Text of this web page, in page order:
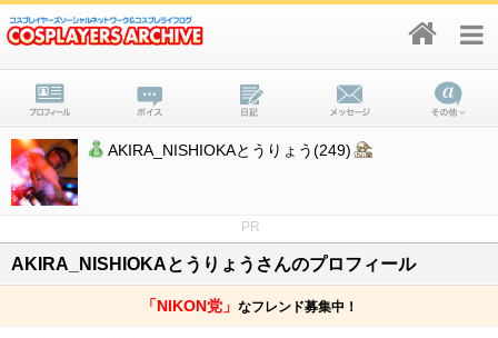
AKIRA_NISHIOKAとうりょう(249)
PR
AKIRA_NISHIOKAとうりょうさんのプロフィール
「NIKON党」 なフレンド募集中！